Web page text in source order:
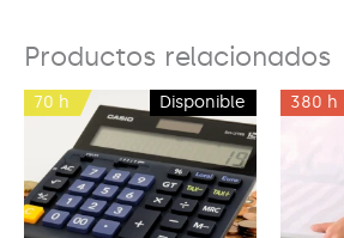
Productos relacionados
Disponible
70 h 380 h